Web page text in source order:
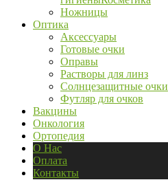
Ножницы
Оптика
Аксессуары
Готовые очки
Оправы
Растворы для линз
Солнцезащитные очки
Футляр для очков
Вакцины
Онкология
Ортопедия
О Нас
Оплата
Контакты